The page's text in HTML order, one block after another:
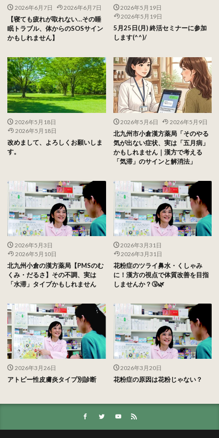
2026年6月7日 2026年6月7日
【寝ても疲れが取れない…その睡
眠トラブル、体からのSOSサイン
かもしれません】
2026年5月19日
2026年5月19日
5月25日(月) 終活セミナーに参加
します(^^)/
2026年5月18日
2026年5月18日
改めまして、よろしくお願いしま
す。
2026年5月6日 2026年5月9日
北九州市小倉漢方薬局「そのやる
気が出ない症状、実は「五月病」
かもしれません｜漢方で考える
「気滞」のサインと解消法」
2026年5月3日
2026年5月10日
北九州小倉の漢方薬局【PMSのむ
くみ・だるさ】その不調、実は
「水滞」タイプかもしれません
2026年3月31日
2026年3月31日
花粉症のツライ鼻水・くしゃみ
に！漢方の視点で体質改善を目指
しませんか？🤧🌿
2026年3月26日
アトピー性皮膚炎タイプ別診断
2026年3月20日
花粉症の原因は花粉じゃない？